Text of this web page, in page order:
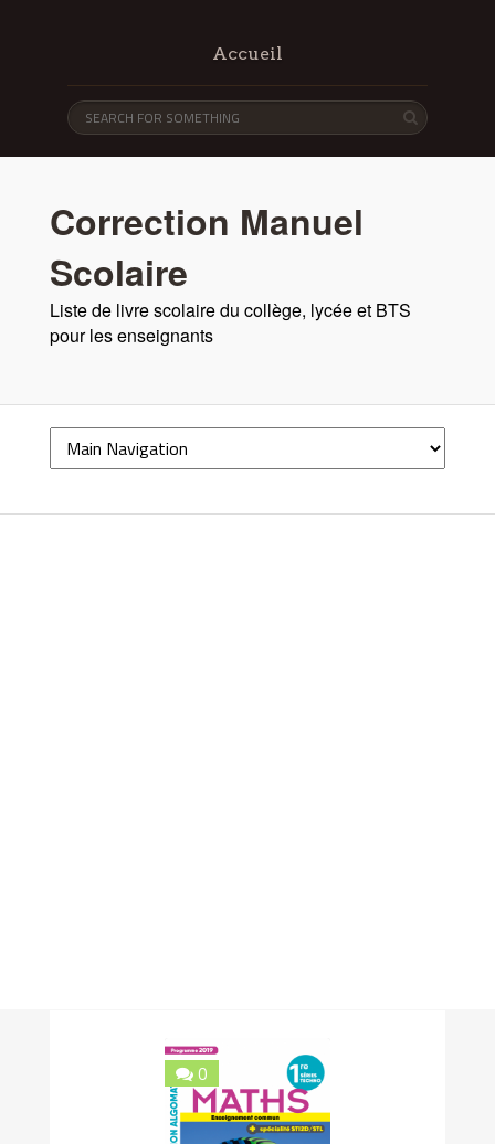
Accueil
Correction Manuel
Scolaire
Liste de livre scolaire du collège, lycée et BTS
pour les enseignants
0